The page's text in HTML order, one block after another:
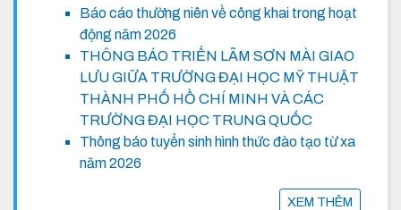
Báo cáo thường niên về công khai trong hoạt
động năm 2026
THÔNG BÁO TRIỂN LÃM SƠN MÀI GIAO
LƯU GIỮA TRƯỜNG ĐẠI HỌC MỸ THUẬT
THÀNH PHỐ HỒ CHÍ MINH VÀ CÁC
TRƯỜNG ĐẠI HỌC TRUNG QUỐC
Thông báo tuyển sinh hình thức đào tạo từ xa
năm 2026
XEM THÊM